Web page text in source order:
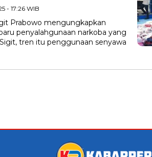
- 17:26 WIB
Prabowo mengungkapkan
penyalahgunaan narkoba yang
tren itu penggunaan senyawa